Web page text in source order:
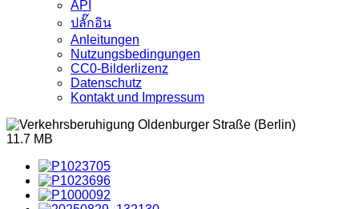
API
ปลั๊กอิน
Anleitungen
Nutzungsbedingungen
CC0-Bilderlizenz
Datenschutz
Kontakt und Impressum
11.7 MB